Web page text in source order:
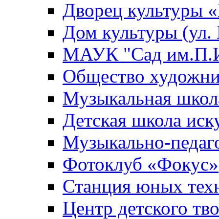
Дворец культуры
Дом культуры (ул.
МАУК "Сад
Общество
Музыкальная
Детская школа
Музыкально-
Фотоклуб «Фокус»
Станция юных
Центр детского